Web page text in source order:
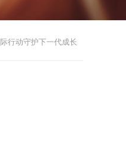
行动守护下一代成长